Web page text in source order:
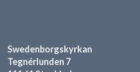
Swedenborgskyrkan
Tegnérlunden 7